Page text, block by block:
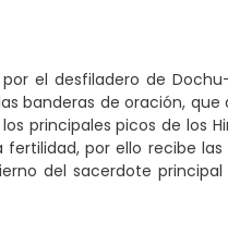
el desfiladero de
banderas de oración,
principales picos de los
por ello recibe las
del sacerdote